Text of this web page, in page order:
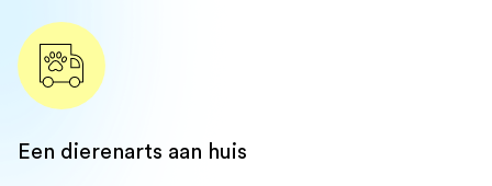
Een dierenarts aan huis